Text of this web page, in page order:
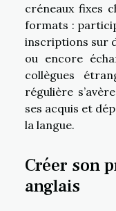
créneaux fixes
formats :
inscriptions sur
ou encore
collègues
régulière
ses acquis et
la langue.
Créer son
anglais